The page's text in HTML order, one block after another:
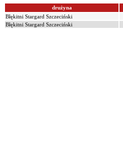
drużyna
Błękitni Stargard Szczeciński
Błękitni Stargard Szczeciński